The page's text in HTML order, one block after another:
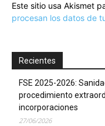
Este sitio usa Akismet
procesan los datos de
Recientes
FSE 2025-2026:
procedimiento
incorporaciones
27/06/2026